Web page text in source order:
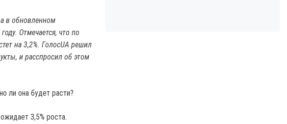
в обновленном
Отмечается, что по
на 3,2%. ГолосUA решил
и расспросил об этом
ли она будет расти?
3,5% роста.